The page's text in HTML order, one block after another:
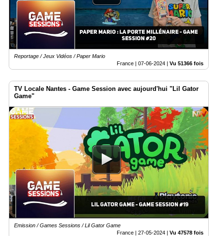
Reportage / Jeux Vidéos / Paper Mario
France | 07-06-2024 Vu 51366 fois
TV Locale Nantes - Game Session avec aujourd'hui "Lil Gator
Game"
Emission / Games Sessions / Lil Gator Game
France | 27-05-2024 | Vu 47578 fois